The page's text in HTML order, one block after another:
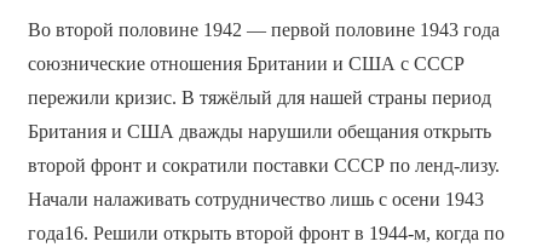
Во второй половине 1942 — первой половине 1943 года
союзнические отношения Британии и США с СССР
пережили кризис. В тяжёлый для нашей страны период
Британия и США дважды нарушили обещания открыть
второй фронт и сократили поставки СССР по ленд-лизу.
Начали налаживать сотрудничество лишь с осени 1943
года16. Решили открыть второй фронт в 1944-м, когда по